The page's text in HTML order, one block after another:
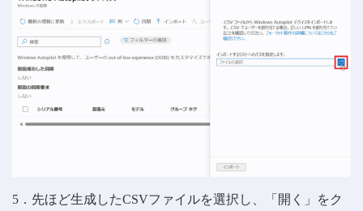
5．先ほど生成したCSVファイルを選択し、「開く」をク